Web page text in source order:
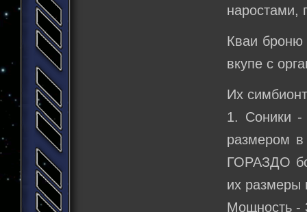
наростами,
Кваи броню
вкупе с
Их
1. Соники -
размером в
ГОРАЗДО
их размеры
Мощность -